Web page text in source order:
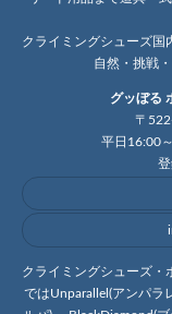
クライミングシューズ国
自然・挑戦
グッぼる
〒
平日16:00
クライミングシューズ・
ではUnparallel(アンパラ